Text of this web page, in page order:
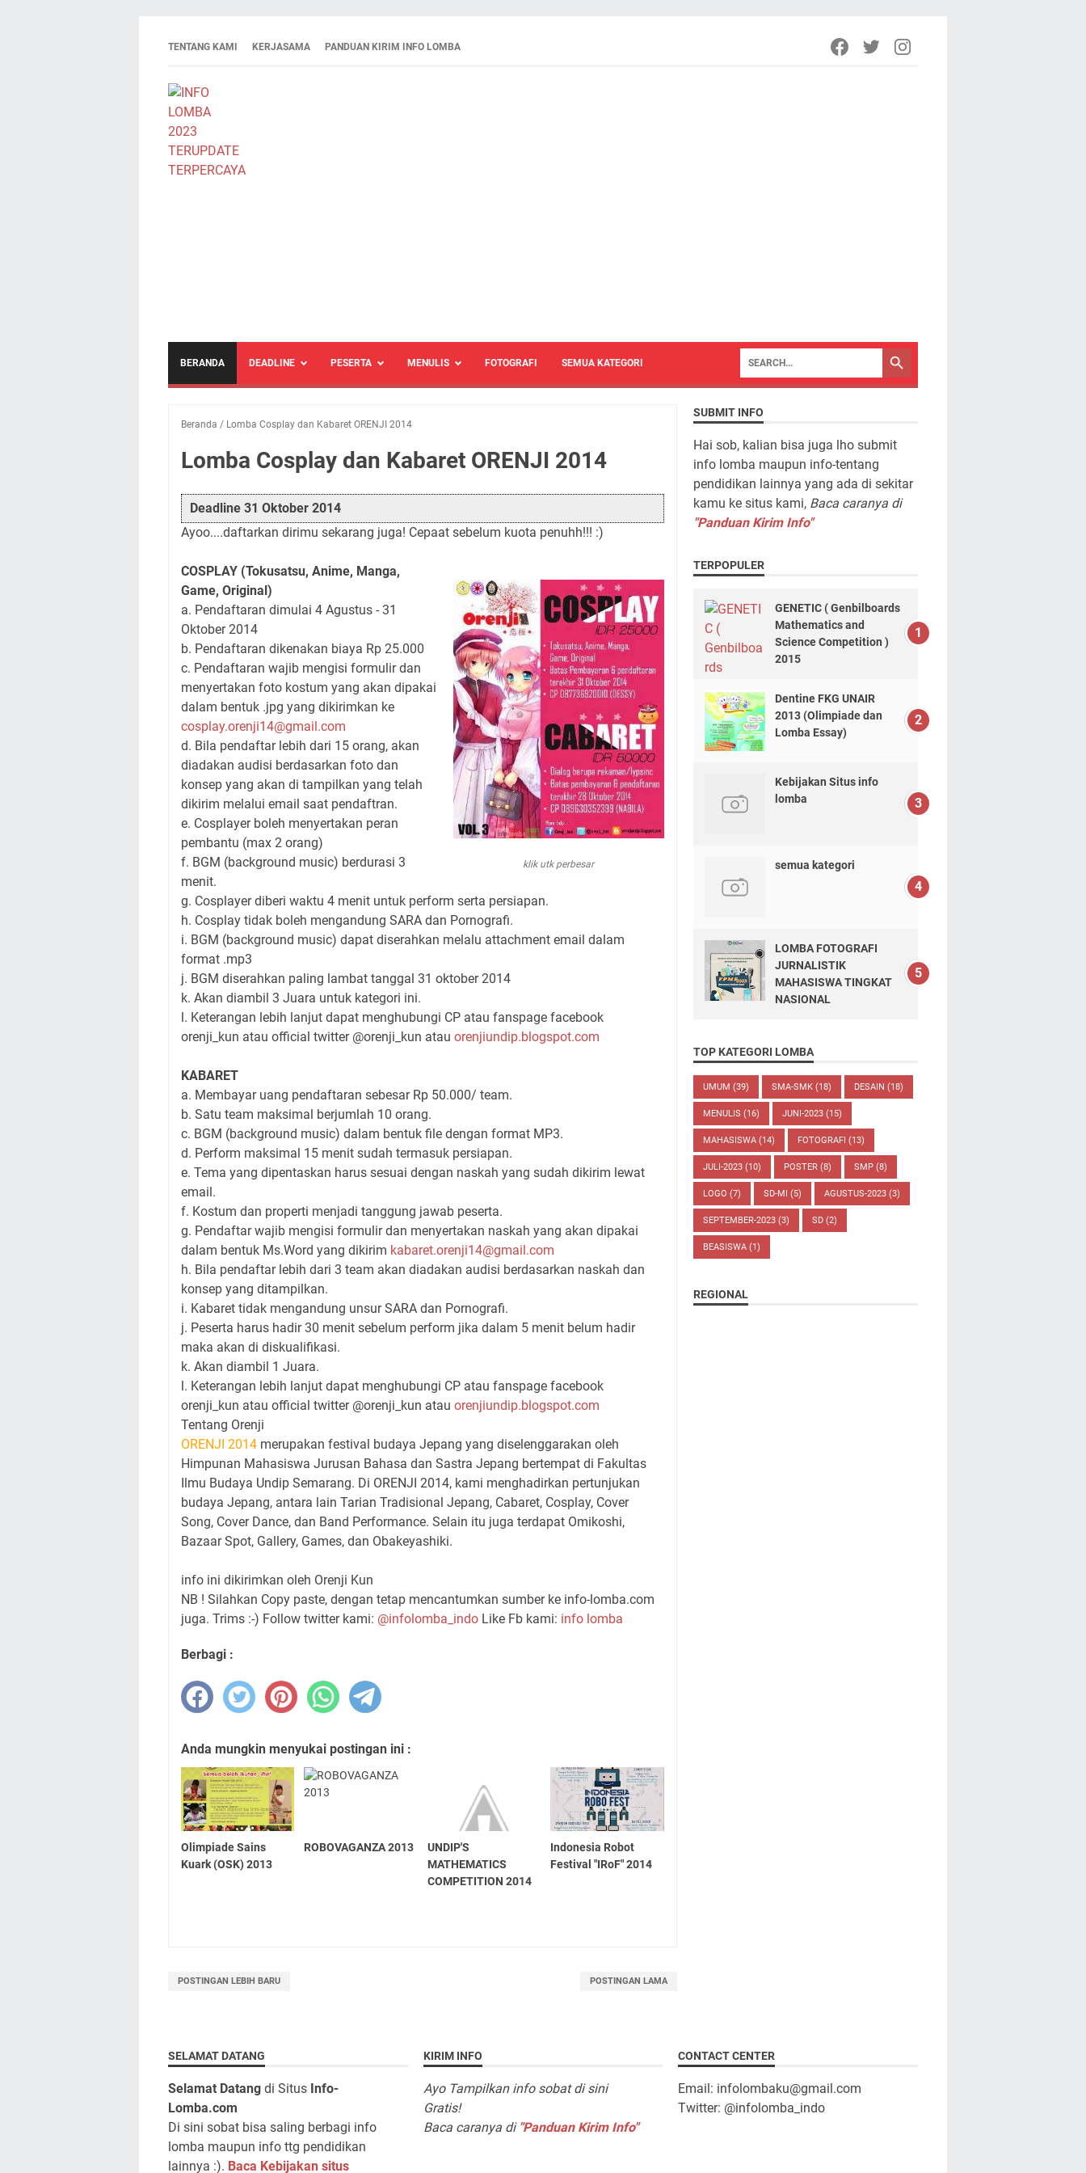
TENTANG KAMI KERJASAMA PANDUAN KIRIM INFO LOMBA
BERANDA DEADLINE PESERTA MENULIS FOTOGRAFI SEMUA KATEGORI
Beranda / Lomba Cosplay dan Kabaret ORENJI 2014
Lomba Cosplay dan Kabaret ORENJI 2014
Deadline 31 Oktober 2014
Ayoo....daftarkan dirimu sekarang juga! Cepaat sebelum kuota penuhh!!! :)
klik utk perbesar
COSPLAY (Tokusatsu, Anime, Manga,
Game, Original)
a. Pendaftaran dimulai 4 Agustus - 31
Oktober 2014
b. Pendaftaran dikenakan biaya Rp 25.000
c. Pendaftaran wajib mengisi formulir dan
menyertakan foto kostum yang akan dipakai
dalam bentuk .jpg yang dikirimkan ke
cosplay.orenji14@gmail.com
d. Bila pendaftar lebih dari 15 orang, akan
diadakan audisi berdasarkan foto dan
konsep yang akan di tampilkan yang telah
dikirim melalui email saat pendaftran.
e. Cosplayer boleh menyertakan peran
pembantu (max 2 orang)
f. BGM (background music) berdurasi 3
menit.
g. Cosplayer diberi waktu 4 menit untuk perform serta persiapan.
h. Cosplay tidak boleh mengandung SARA dan Pornografi.
i. BGM (background music) dapat diserahkan melalu attachment email dalam
format .mp3
j. BGM diserahkan paling lambat tanggal 31 oktober 2014
k. Akan diambil 3 Juara untuk kategori ini.
l. Keterangan lebih lanjut dapat menghubungi CP atau fanspage facebook
orenji_kun atau official twitter @orenji_kun atau orenjiundip.blogspot.com
KABARET
a. Membayar uang pendaftaran sebesar Rp 50.000/ team.
b. Satu team maksimal berjumlah 10 orang.
c. BGM (background music) dalam bentuk file dengan format MP3.
d. Perform maksimal 15 menit sudah termasuk persiapan.
e. Tema yang dipentaskan harus sesuai dengan naskah yang sudah dikirim lewat
email.
f. Kostum dan properti menjadi tanggung jawab peserta.
g. Pendaftar wajib mengisi formulir dan menyertakan naskah yang akan dipakai
dalam bentuk Ms.Word yang dikirim kabaret.orenji14@gmail.com
h. Bila pendaftar lebih dari 3 team akan diadakan audisi berdasarkan naskah dan
konsep yang ditampilkan.
i. Kabaret tidak mengandung unsur SARA dan Pornografi.
j. Peserta harus hadir 30 menit sebelum perform jika dalam 5 menit belum hadir
maka akan di diskualifikasi.
k. Akan diambil 1 Juara.
l. Keterangan lebih lanjut dapat menghubungi CP atau fanspage facebook
orenji_kun atau official twitter @orenji_kun atau orenjiundip.blogspot.com
Tentang Orenji
ORENJI 2014 merupakan festival budaya Jepang yang diselenggarakan oleh
Himpunan Mahasiswa Jurusan Bahasa dan Sastra Jepang bertempat di Fakultas
Ilmu Budaya Undip Semarang. Di ORENJI 2014, kami menghadirkan pertunjukan
budaya Jepang, antara lain Tarian Tradisional Jepang, Cabaret, Cosplay, Cover
Song, Cover Dance, dan Band Performance. Selain itu juga terdapat Omikoshi,
Bazaar Spot, Gallery, Games, dan Obakeyashiki.
info ini dikirimkan oleh Orenji Kun
NB ! Silahkan Copy paste, dengan tetap mencantumkan sumber ke info-lomba.com
juga. Trims :-) Follow twitter kami: @infolomba_indo Like Fb kami: info lomba
Berbagi :
Anda mungkin menyukai postingan ini :
Olimpiade Sains
Kuark (OSK) 2013
ROBOVAGANZA 2013
UNDIP'S
MATHEMATICS
COMPETITION 2014
Indonesia Robot
Festival "IRoF" 2014
POSTINGAN LEBIH BARU POSTINGAN LAMA
SUBMIT INFO
Hai sob, kalian bisa juga lho submit
info lomba maupun info-tentang
pendidikan lainnya yang ada di sekitar
kamu ke situs kami, Baca caranya di
"Panduan Kirim Info"
TERPOPULER
GENETIC ( Genbilboards
Mathematics and
Science Competition )
2015
Dentine FKG UNAIR
2013 (Olimpiade dan
Lomba Essay)
Kebijakan Situs info
lomba
semua kategori
LOMBA FOTOGRAFI
JURNALISTIK
MAHASISWA TINGKAT
NASIONAL
TOP KATEGORI LOMBA
UMUM (39) SMA-SMK (18) DESAIN (18)
MENULIS (16) JUNI-2023 (15)
MAHASISWA (14) FOTOGRAFI (13)
JULI-2023 (10) POSTER (8) SMP (8)
LOGO (7) SD-MI (5) AGUSTUS-2023 (3)
SEPTEMBER-2023 (3) SD (2)
BEASISWA (1)
REGIONAL
SELAMAT DATANG
Selamat Datang di Situs Info-
Lomba.com
Di sini sobat bisa saling berbagi info
lomba maupun info ttg pendidikan
lainnya :). Baca Kebijakan situs
KIRIM INFO
Ayo Tampilkan info sobat di sini
Gratis!
Baca caranya di "Panduan Kirim Info"
CONTACT CENTER
Email: infolombaku@gmail.com
Twitter: @infolomba_indo